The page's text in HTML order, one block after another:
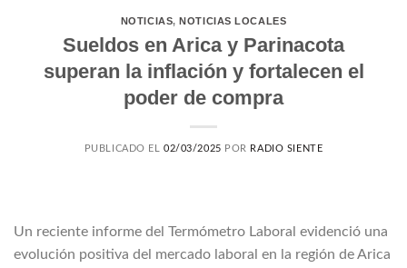
NOTICIAS,NOTICIAS LOCALES
Sueldos en Arica y Parinacota
superan la inflación y fortalecen el
poder de compra
PUBLICADO EL02/03/2025 POR RADIO SIENTE
Un reciente informe del Termómetro Laboral evidenció una
evolución positiva del mercado laboral en la región de Arica